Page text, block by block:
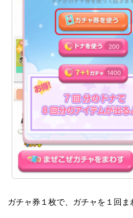
ガチャ券１枚で、ガチャを１回ま